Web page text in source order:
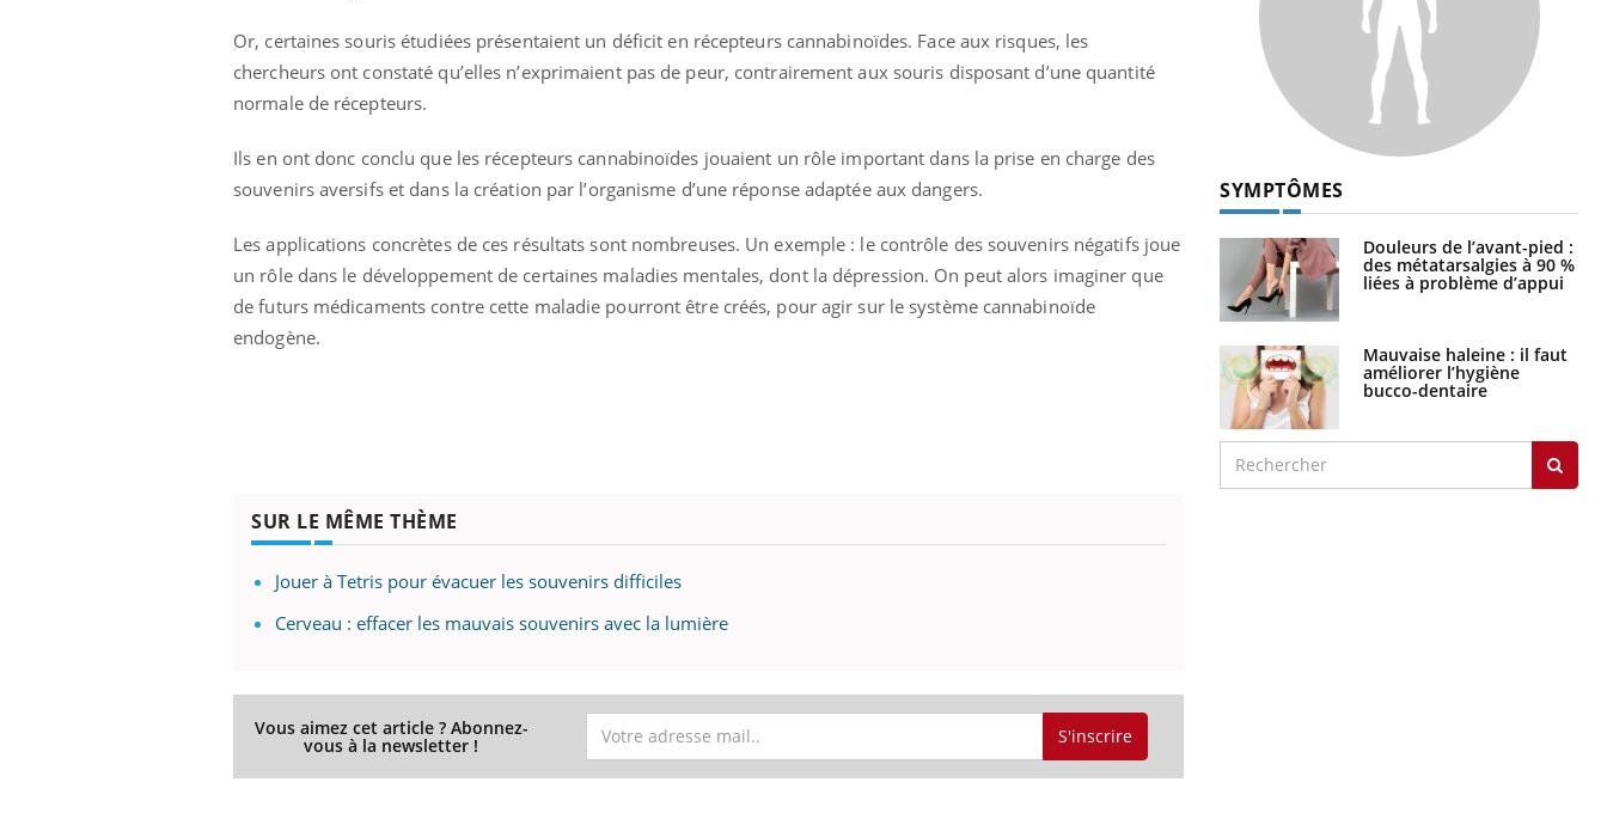
Or, certaines souris étudiées présentaient un déficit en récepteurs cannabinoïdes. Face aux risques, les
chercheurs ont constaté qu’elles n’exprimaient pas de peur, contrairement aux souris disposant d’une quantité
normale de récepteurs.
Ils en ont donc conclu que les récepteurs cannabinoïdes jouaient un rôle important dans la prise en charge des
souvenirs aversifs et dans la création par l’organisme d’une réponse adaptée aux dangers.
Les applications concrètes de ces résultats sont nombreuses. Un exemple : le contrôle des souvenirs négatifs joue
un rôle dans le développement de certaines maladies mentales, dont la dépression. On peut alors imaginer que
de futurs médicaments contre cette maladie pourront être créés, pour agir sur le système cannabinoïde
endogène.
SUR LE MÊME THÈME
Jouer à Tetris pour évacuer les souvenirs difficiles
Cerveau : effacer les mauvais souvenirs avec la lumière
Vous aimez cet article ? Abonnez-
vous à la newsletter ! S'inscrire
SYMPTÔMES
Douleurs de l’avant-pied :
des métatarsalgies à 90 %
liées à problème d’appui
Mauvaise haleine : il faut
améliorer l’hygiène
bucco-dentaire